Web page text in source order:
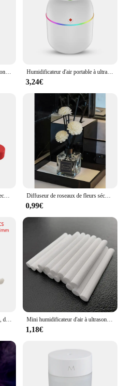
Mini humidificateur d'air à ultrasons, diffuseur d'aromathérapie, vaporisateur portable monté sur véhicule, USB, parfum essentiel, chambre familiale, 260ml Humidificateur d'air portable à ultrasons USB, diffuseur d'huiles essentielles et d'arômes, supporter ficateur d'air pour la maison, le bureau et la voiture, brumisateur frais
3,24€
Diffuseurs d'huiles essentielles rechargeables par USB, diffuseur de parfum de grande capacité, hydratant la peau, Charleroi, veille de la fatigue, muet, décorations de bureau Diffuseur de roseaux de fleurs séchées, parfum, arôme sans feu, huile essentielle, parfum pour la maison, 50ml
0,99€
Humidificateur d'air chat mignon, diffuseur d'arômes, chargement USB ou batterie, veilleuse, brume fraîche muette, maison, chambre, bureau Mini humidificateur d'air à ultrasons portable, diffuseur d'arômes de voiture, supporter ficateurs de château essentiels USB, lampe LED, produits de parfum pour la maison, 250ml
1,18€